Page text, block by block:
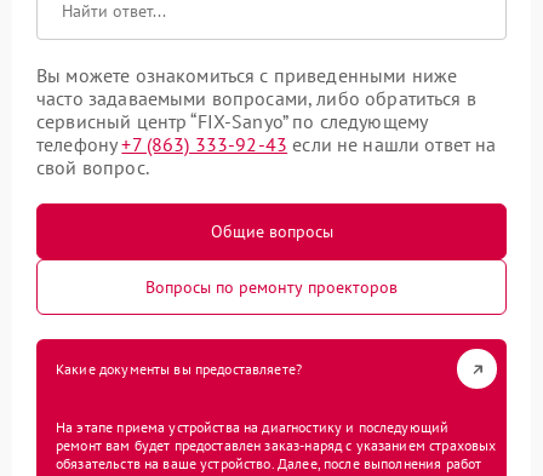
Вы можете ознакомиться с приведенными ниже
часто задаваемыми вопросами, либо обратиться в
сервисный центр “FIX-Sanyo” по следующему
телефону+7 (863) 333-92-43 если не нашли ответ на
свой вопрос.
Общие вопросы
Вопросы по ремонту проекторов
Какие документы вы предоставляете?
На этапе приема устройства на диагностику и последующий
ремонт вам будет предоставлен заказ-наряд с указанием страховых
обязательств на ваше устройство. Далее, после выполнения работ